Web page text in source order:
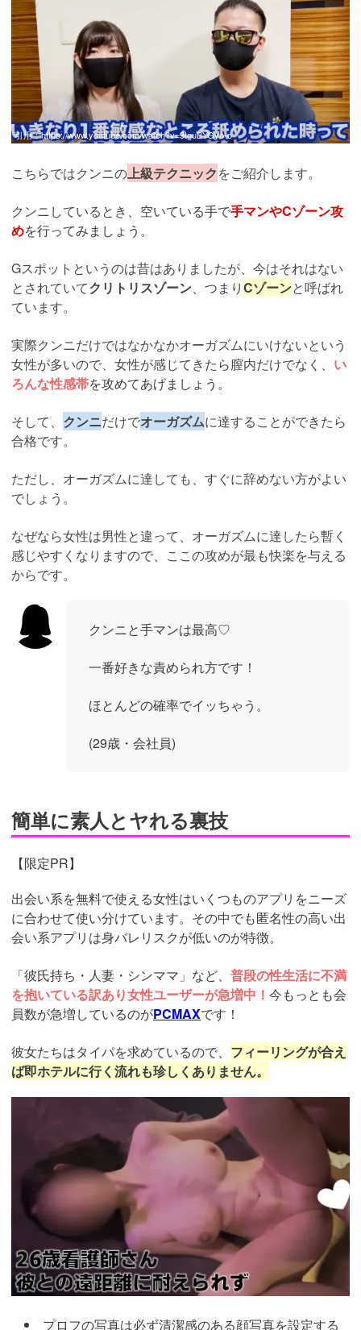
引用：https://www.youtube.com/watch?v=9tguBYGyo-o
こちらではクンニの上級テクニックをご紹介します。
クンニしているとき、 空いている手で手マンやCゾーン攻
めを行ってみましょう。
Gスポットというのは昔はありましたが、今はそれはない
とされていてクリトリスゾーン、つまりCゾーンと呼ばれ
ています。
実際クンニだけではなかなかオーガズムにいけないという
女性が多いので、女性が感じてきたら膣内だけでなく、 い
ろんな性感帯を攻めてあげましょう。
そして、 クンニだけでオーガズムに達することができたら
合格です。
ただし、オーガズムに達しても、すぐに辞めない方がよい
でしょう。
なぜなら女性は男性と違って、オーガズムに達したら暫く
感じやすくなりますので、ここの攻めが最も快楽を与える
からです。
クンニと手マンは最高♡
一番好きな責められ方です！
ほとんどの確率でイッちゃう。
(29歳・会社員)
簡単に素人とヤれる裏技
【限定PR】
出会い系を無料で使える女性はいくつものアプリをニーズ
に合わせて使い分けています。その中でも匿名性の高い出
会い系アプリは身バレリスクが低いのが特徴。
「彼氏持ち・人妻・シンママ」など、 普段の性生活に不満
を抱いている訳あり女性ユーザーが急増中！ 今もっとも会
員数が急増しているのがPCMAXです！
彼女たちはタイパを求めているので、 フィーリングが合え
ば即ホテルに行く流れも珍しくありません。
プロフの写真は必ず清潔感のある顔写真を設定する